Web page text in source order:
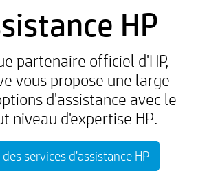
HP
partenaire officiel d'HP,
vous propose une large
d'assistance avec le
niveau d'expertise HP.
services d'assistance HP